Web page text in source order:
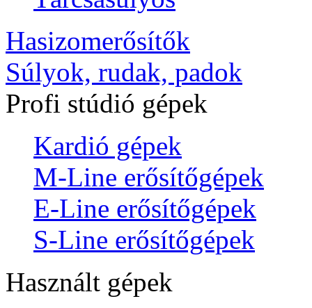
Hasizomerősítők
Súlyok, rudak, padok
Profi stúdió gépek
Kardió gépek
M-Line erősítőgépek
E-Line erősítőgépek
S-Line erősítőgépek
Használt gépek